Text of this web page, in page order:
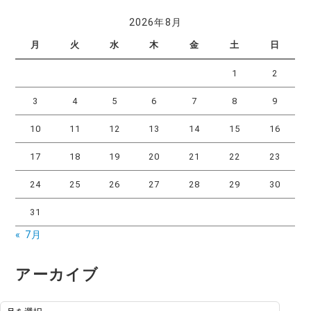
2026年8月
月 火 水 木 金 土 日
1 2
3 4 5 6 7 8 9
10 11 12 13 14 15 16
17 18 19 20 21 22 23
24 25 26 27 28 29 30
31
« 7月
アーカイブ